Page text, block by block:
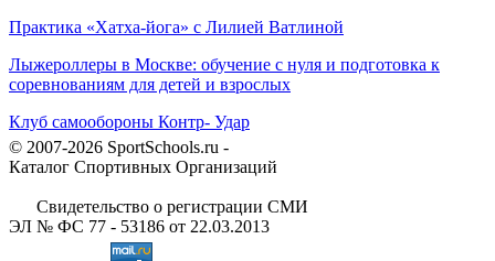
Практика «Хатха-йога» с Лилией Ватлиной
Лыжероллеры в Москве: обучение с нуля и подготовка к
соревнованиям для детей и взрослых
Клуб самообороны Контр- Удар
© 2007-2026 SportSchools.ru -
Каталог Спортивных Организаций
Свидетельство о регистрации СМИ
ЭЛ № ФС 77 - 53186 от 22.03.2013